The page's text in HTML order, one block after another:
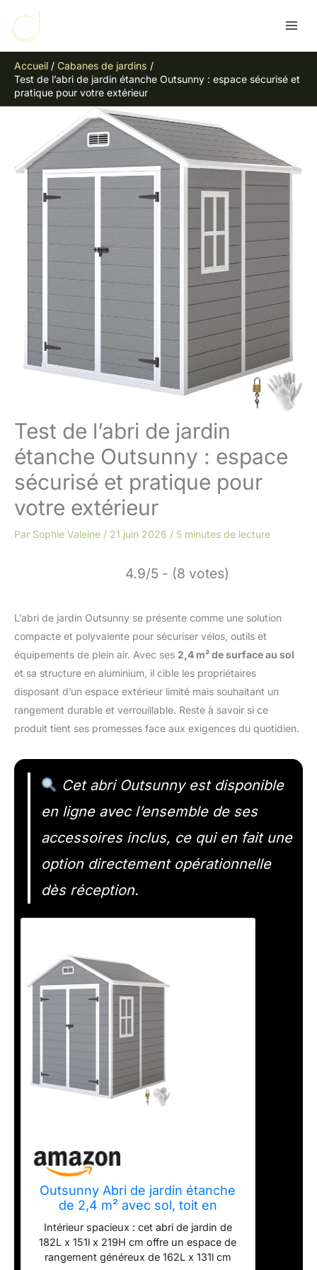
contenu
Accueil
Cabanes de jardins
Test de l’abri de jardin étanche Outsunny : espace sécurisé et
pratique pour votre extérieur
Test de l’abri de jardin
étanche Outsunny : espace
sécurisé et pratique pour
votre extérieur
Par Sophie Valeine / 21 juin 2026 / 5 minutes de lecture
4.9/5 - (8 votes)
L’abri de jardin Outsunny se présente comme une solution
compacte et polyvalente pour sécuriser vélos, outils et
équipements de plein air. Avec ses 2,4 m² de surface au sol
et sa structure en aluminium, il cible les propriétaires
disposant d’un espace extérieur limité mais souhaitant un
rangement durable et verrouillable. Reste à savoir si ce
produit tient ses promesses face aux exigences du quotidien.
Cet abri Outsunny est disponible
en ligne avec l’ensemble de ses
accessoires inclus, ce qui en fait une
option directement opérationnelle
dès réception.
Outsunny Abri de jardin étanche
de 2,4 m² avec sol, toit en
appenti, 182 x 151 x 219/181 cm,
avec porte verrouillable, fenêtre,
garage à vélos, armoire de jardin
en aluminium, pour arrière-cour
Intérieur spacieux : cet abri de jardin de
182L x 151l x 219H cm offre un espace de
rangement généreux de 162L x 131l cm
e
h
e
r
e